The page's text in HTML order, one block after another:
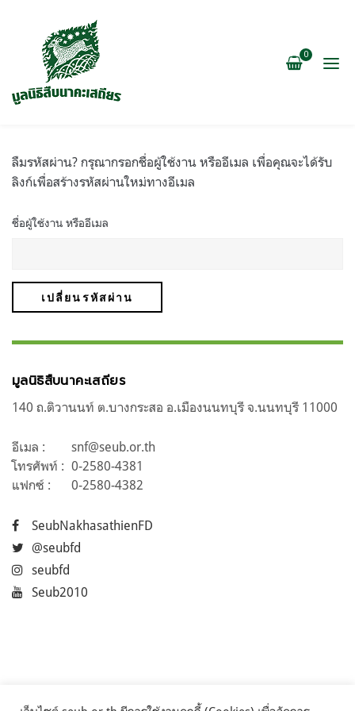
0
ลืมรหัสผ่าน? กรุณากรอกชื่อผู้ใช้งาน หรืออีเมล เพื่อคุณจะได้รับ
ลิงก์เพื่อสร้างรหัสผ่านใหม่ทางอีเมล
ชื่อผู้ใช้งาน หรืออีเมล
เปลี่ยนรหัสผ่าน
มูลนิธิสืบนาคะเสถียร
140 ถ.ติวานนท์ ต.บางกระสอ อ.เมืองนนทบุรี จ.นนทบุรี 11000
อีเมล :
snf@seub.or.th
โทรศัพท์ : 0-2580-4381
แฟกซ์ :
0-2580-4382
SeubNakhasathienFD
@seubfd
seubfd
Seub2010